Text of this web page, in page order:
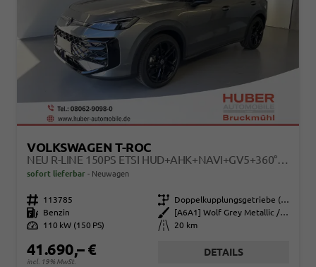
VOLKSWAGEN T-ROC
NEU R-LINE 150PS ETSI HUD+AHK+NAVI+GV5+360°+IQ.LIGHT+PARKLENK+EHECK+BLACKSTYLE
sofort lieferbar Neuwagen
Fahrzeugnr. 113785 Getriebe
Doppelkupplungsgetriebe (DSG)
Kraftstoff
Benzin Außenfarbe
[A6A1] Wolf Grey Metallic / Dach Schwarz
Leistung
110 kW (150 PS) Kilometerstand 20 km
41.690,– €
incl. 19% MwSt.
DETAILS